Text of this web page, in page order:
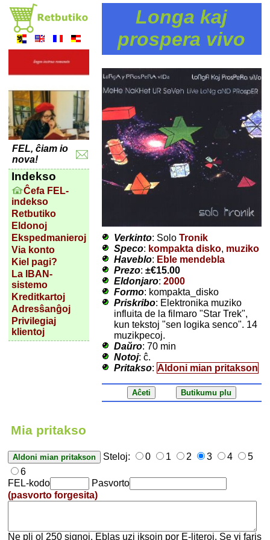
FEL, ĉiam io
nova!
Indekso
Ĉefa FEL-
indekso
Retbutiko
Eldonoj
Ekspedmanieroj
Via konto
Kiel pagi?
La IBAN-
sistemo
Kreditkartoj
Adresŝanĝoj
Privilegiaj
klientoj
Longa kaj
prospera vivo
Verkinto: Solo Tronik
Speco: kompakta disko, muziko
Haveblo: Eble mendebla
Prezo: ±€15.00
Eldonjaro: 2000
Formo: kompakta_disko
Priskribo: Elektronika muziko
influita de la filmaro "Star Trek",
kun tekstoj "sen logika senco". 14
muzikpecoj.
Daŭro: 70 min
Notoj: ĉ.
Pritakso: Aldoni mian pritakson
Mia pritakso
Steloj: 0 1 2 3 4
5
6
FEL-kodo
Pasvorto
(pasvorto forgesita)
Ne pli ol 250 signoj. Eblas uzi iksojn por E-literoj. Se vi faris